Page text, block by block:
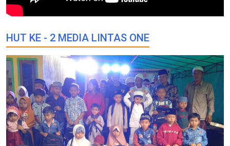
HUT KE - 2 MEDIA LINTAS ONE